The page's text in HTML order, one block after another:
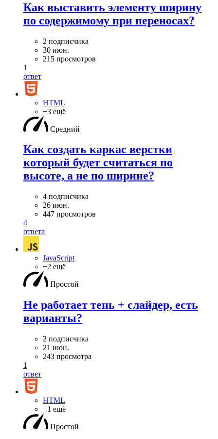
Как выставить элементу ширину
по содержимому при переносах?
2 подписчика
30 июн.
215 просмотров
1
ответ
HTML
+3 ещё
Средний
Как создать каркас верстки
который будет считаться по
высоте, а не по ширине?
4 подписчика
26 июн.
447 просмотров
4
ответа
JavaScript
+2 ещё
Простой
Не работает тень + слайдер, есть
варианты?
2 подписчика
21 июн.
243 просмотра
1
ответ
HTML
+1 ещё
Простой